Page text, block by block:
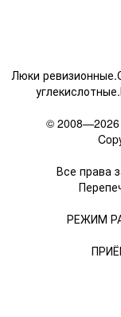
Люки
© 2008—2026
Все права
РЕЖИМ